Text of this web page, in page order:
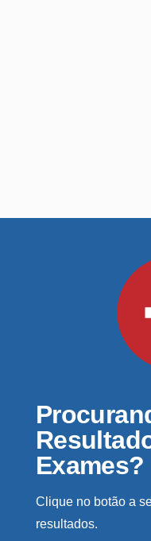
Exames?
Clique no botão a
resultados.